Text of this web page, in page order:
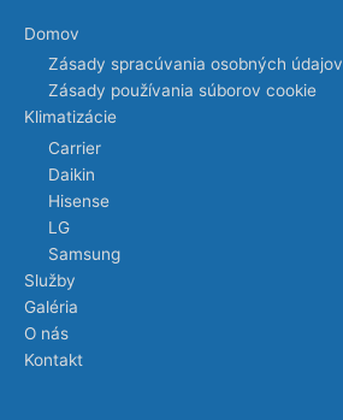
Domov
Zásady spracúvania osobných údajov
Zásady používania súborov cookie
Klimatizácie
Carrier
Daikin
Hisense
LG
Samsung
Služby
Galéria
O nás
Kontakt